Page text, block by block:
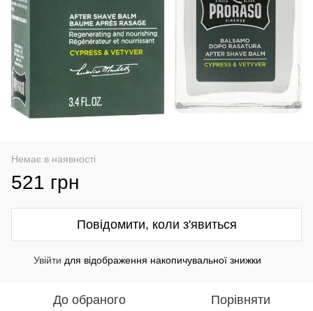
Немає в наявності
521 грн
Повідомити, коли з'явиться
Увійти для відображення накопичувальної знижки
До обраного Порівняти